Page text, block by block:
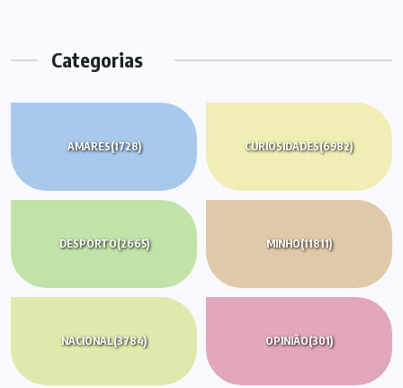
Categorias
AMARES(1728) CURIOSIDADES(6982)
DESPORTO(2665) MINHO(11811)
NACIONAL(3784) OPINIÃO(301)